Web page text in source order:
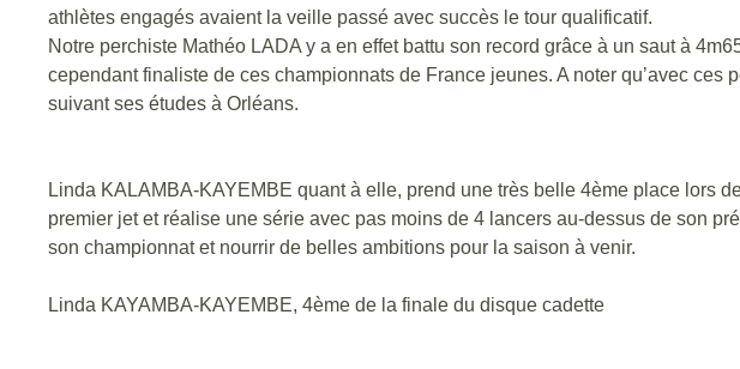
athlètes engagés avaient la veille passé avec succès le tour qualificatif.
Notre perchiste Mathéo LADA y a en effet battu son record grâce à un saut à
cependant finaliste de ces championnats de France jeunes. A noter qu’avec
suivant ses études à Orléans.
Linda KALAMBA-KAYEMBE quant à elle, prend une très belle 4ème place lors
premier jet et réalise une série avec pas moins de 4 lancers au-dessus de son
son championnat et nourrir de belles ambitions pour la saison à venir.
Linda KAYAMBA-KAYEMBE, 4ème de la finale du disque cadette